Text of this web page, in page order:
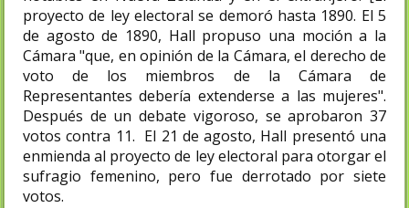
proyecto de ley electoral se demoró hasta 1890. El 5
de agosto de 1890, Hall propuso una moción a la
Cámara "que, en opinión de la Cámara, el derecho de
voto de los miembros de la Cámara de
Representantes debería extenderse a las mujeres".
Después de un debate vigoroso, se aprobaron 37
votos contra 11. El 21 de agosto, Hall presentó una
enmienda al proyecto de ley electoral para otorgar el
sufragio femenino, pero fue derrotado por siete
votos.